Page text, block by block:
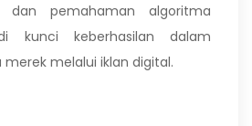
dan pemahaman algoritma
kunci keberhasilan dalam
melalui iklan digital.